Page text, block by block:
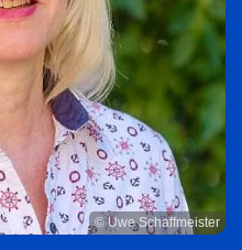
© Uwe Schaffmeister